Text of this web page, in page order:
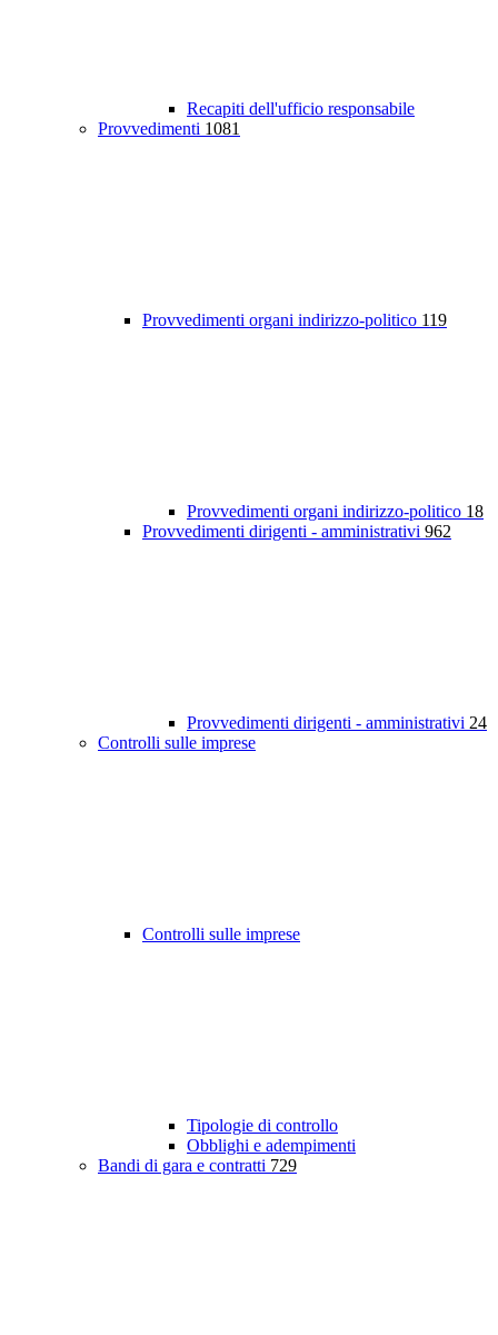
Recapiti dell'ufficio responsabile
Provvedimenti 1081
Provvedimenti organi indirizzo-politico 119
Provvedimenti organi indirizzo-politico 18
Provvedimenti dirigenti - amministrativi 962
Provvedimenti dirigenti - amministrativi 24
Controlli sulle imprese
Controlli sulle imprese
Tipologie di controllo
Obblighi e adempimenti
Bandi di gara e contratti 729